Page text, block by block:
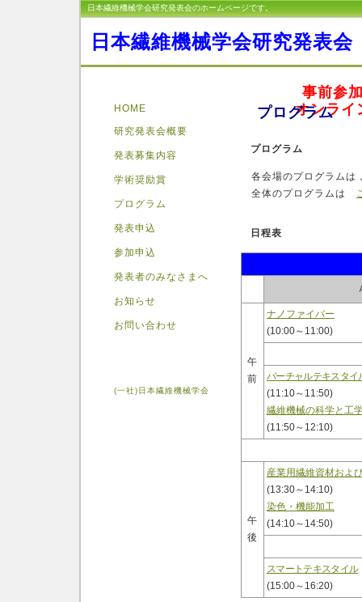
日本繊維機械学会研究発表会のホームページです。
日本繊維機械学会研究発表会
プログラム
事前参
オンラ
プログラム
各会場のプログラムは
全体のプログラムは
日程表
午
前
ナノファイバー
(10:00～11:00)
バーチャルテキスタイ
(11:10～11:50)
繊維機械の科学と工
(11:50～12:10)
午
後
産業用繊維資材およ
(13:30～14:10)
染色・機能加工
(14:10～14:50)
スマートテキスタイル
(15:00～16:20)
HOME
研究発表会概要
発表募集内容
学術奨励賞
プログラム
発表申込
参加申込
発表者のみなさまへ
お知らせ
お問い合わせ
(一社)日本繊維機械学会